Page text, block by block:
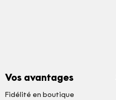
Vos avantages
Fidélité en boutique